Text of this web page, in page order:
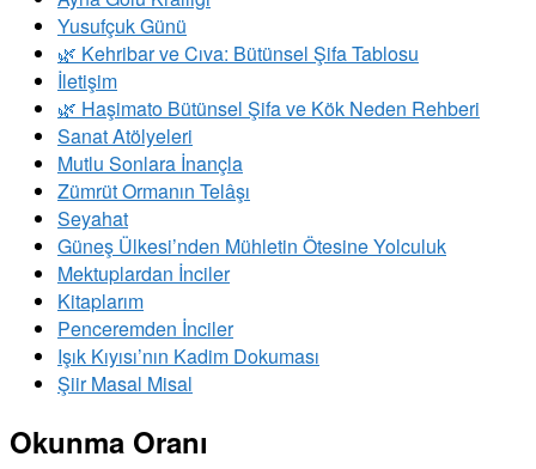
Yusufçuk Günü
​🌿 Kehribar ve Cıva: Bütünsel Şifa Tablosu
İletişim
🌿 Haşimato Bütünsel Şifa ve Kök Neden Rehberi
Sanat Atölyeleri
Mutlu Sonlara İnançla
Zümrüt Ormanın Telâşı
Seyahat
Güneş Ülkesi’nden Mühletin Ötesine Yolculuk
Mektuplardan İnciler
Kitaplarım
Penceremden İnciler
Işık Kıyısı’nın Kadim Dokuması
Şiir Masal Misal
Okunma Oranı